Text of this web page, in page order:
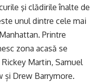
şi clădirile înalte de
unul dintre cele mai
Printre
zona acasă se
Martin, Samuel
și Drew Barrymore.